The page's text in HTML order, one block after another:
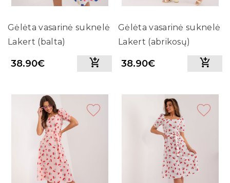
Gėlėta vasarinė suknelė
Lakert (balta)
38.90€
Gėlėta vasarinė suknelė
Lakert (abrikosų)
38.90€